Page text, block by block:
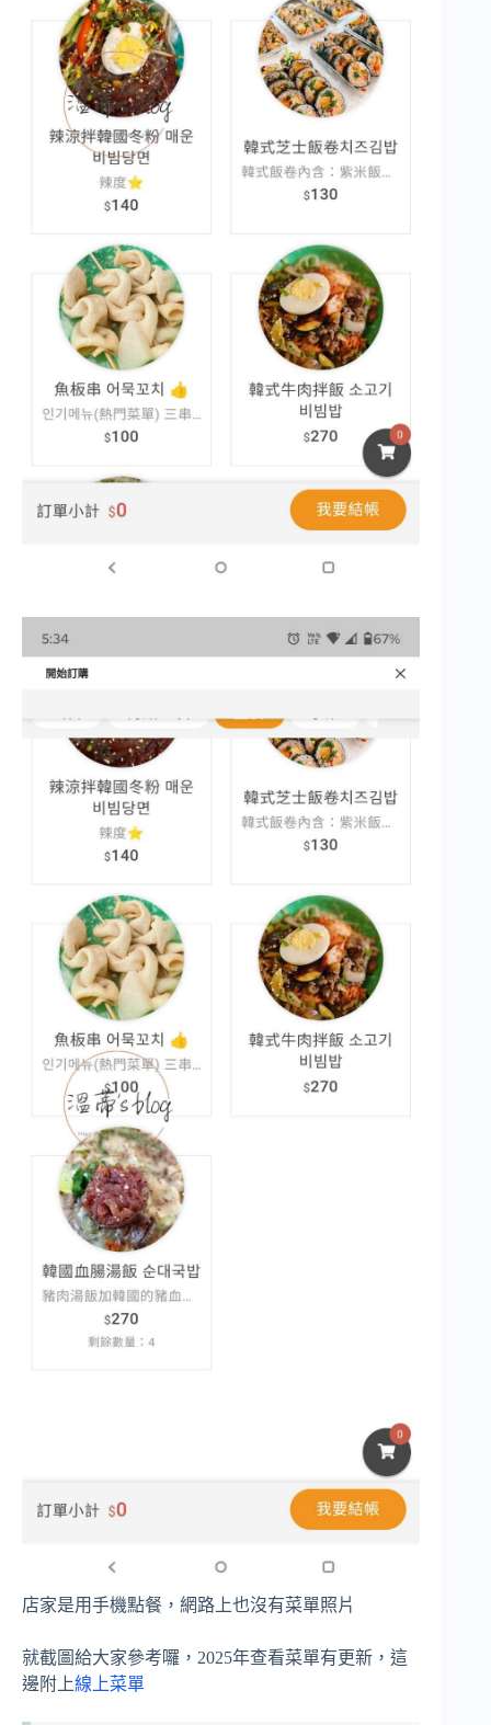
店家是用手機點餐，網路上也沒有菜單照片
就截圖給大家參考囉，2025年查看菜單有更新，這
邊附上線上菜單